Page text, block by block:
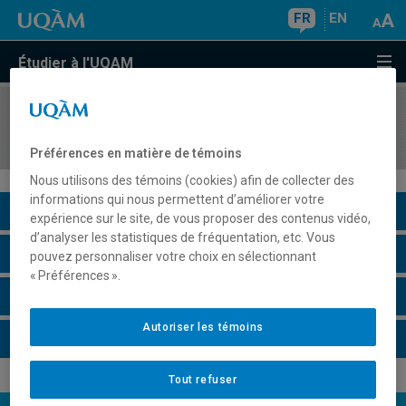
FR EN
Étudier à l'UQAM
COURS//
Description du cours
Horaire - Été 2026
Préférences en matière de témoins
Nous utilisons des témoins (cookies) afin de collecter des
informations qui nous permettent d’améliorer votre
expérience sur le site, de vous proposer des contenus vidéo,
d’analyser les statistiques de fréquentation, etc. Vous
pouvez personnaliser votre choix en sélectionnant
« Préférences ».
Tout refuser
Autoriser les témoins